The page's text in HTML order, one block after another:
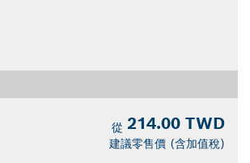
從 214.00 TWD
建議零售價 (含加值稅)